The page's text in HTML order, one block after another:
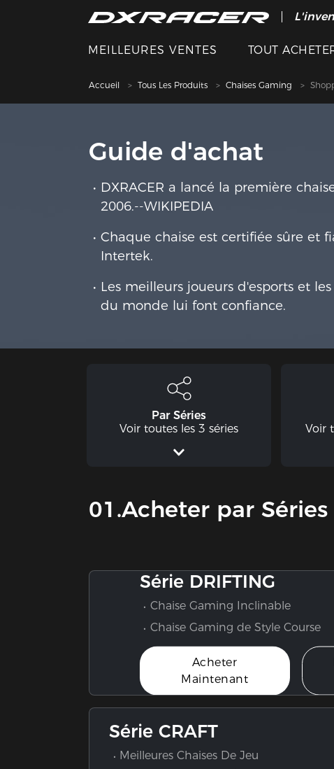
MEILLEURES VENTES TOUT
Accueil Tous Les Produits Chaises Gaming
Guide d'achat
DXRACER a lancé la première
2006.--WIKIPEDIA
Chaque chaise est certiﬁée sûre et
Intertek.
Les meilleurs joueurs d'esports et
du monde lui font confiance.
Par Séries
Voir toutes les 3 séries
Voir
01.Acheter par Séries
Série DRIFTING
Chaise Gaming Inclinable
Chaise Gaming de Style Course
Acheter
Maintenant
Série CRAFT
Meilleures Chaises De Jeu